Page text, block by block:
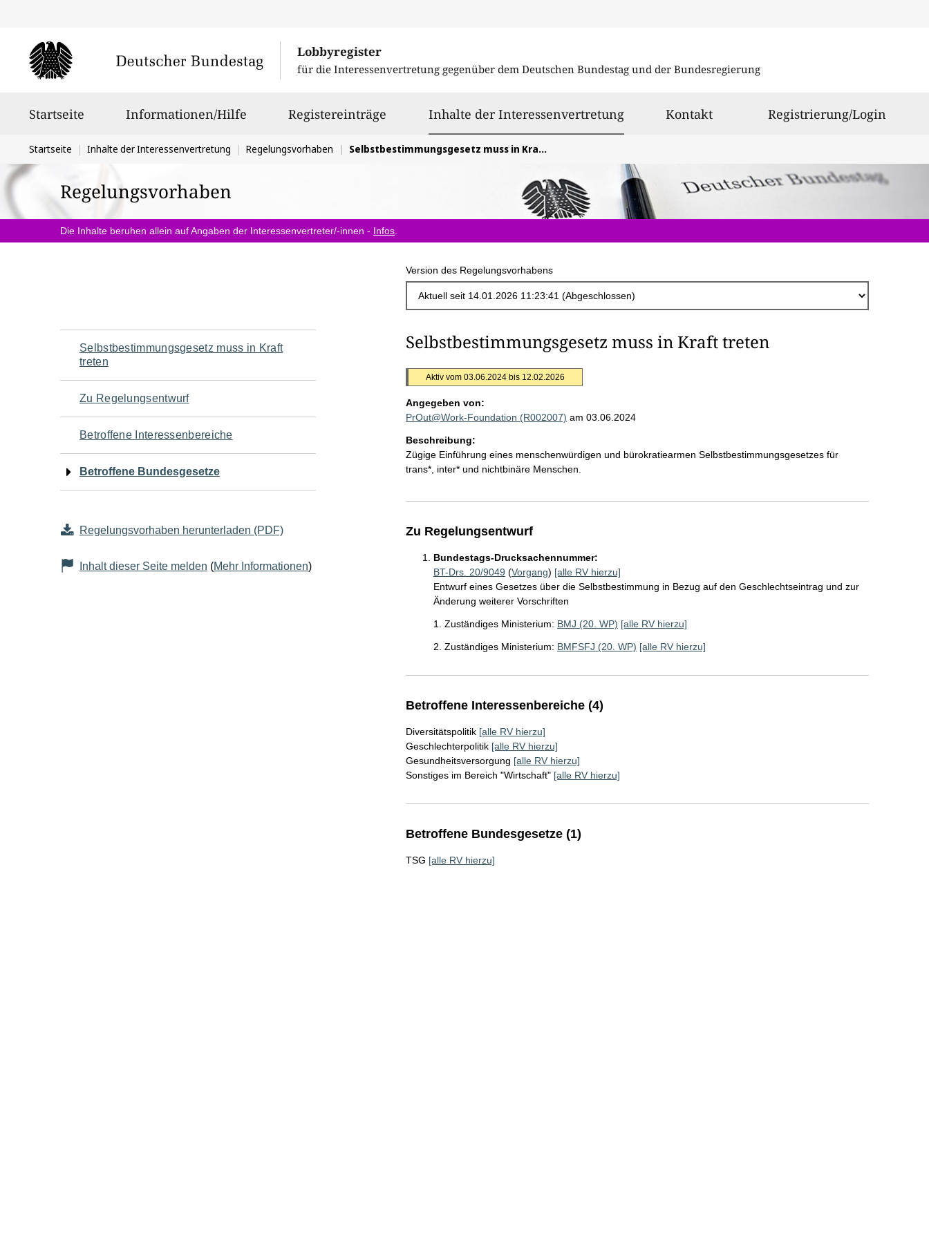
Lobbyregister
für die Interessenvertretung gegenüber dem Deutschen Bundestag und der Bundesregierung
Startseite Informationen/Hilfe Registereinträge Inhalte der Interessenvertretungausgewählt
Kontakt Registrierung/Login
Sie
befinden
sich
hier:
Startseite Inhalte der Interessenvertretung Regelungsvorhaben Selbstbestimmungsgesetz muss in Kraft treten
Regelungsvorhaben
Die Inhalte beruhen allein auf Angaben der Interessenvertreter/-innen - Infos
Version des Regelungsvorhabens
Navigation
für
den
Seiteninhalt
Selbstbestimmungsgesetz muss in Kraft
treten
Zu Regelungsentwurf
Betroffene Interessenbereiche
Betroffene Bundesgesetze
Regelungsvorhaben herunterladen (PDF)
Inhalt dieser Seite melden (Mehr Informationen)
Selbstbestimmungsgesetz muss in Kraft treten
Aktiv vom 03.06.2024 bis 12.02.2026
Angegeben von:
PrOut@Work-Foundation (R002007) am 03.06.2024
Beschreibung:
Zügige Einführung eines menschenwürdigen und bürokratiearmen Selbstbestimmungsgesetzes für
trans*, inter* und nichtbinäre Menschen.
Zu Regelungsentwurf
Bundestags-Drucksachennummer:
BT-Drs. 20/9049 (Vorgang) [alle RV hierzu]
Entwurf eines Gesetzes über die Selbstbestimmung in Bezug auf den Geschlechtseintrag und zur
Änderung weiterer Vorschriften
1. Zuständiges Ministerium: BMJ (20. WP) [alle RV hierzu]
2. Zuständiges Ministerium: BMFSFJ (20. WP) [alle RV hierzu]
Betroffene Interessenbereiche (4)
Diversitätspolitik [alle RV hierzu]
Geschlechterpolitik [alle RV hierzu]
Gesundheitsversorgung [alle RV hierzu]
Sonstiges im Bereich "Wirtschaft" [alle RV hierzu]
Betroffene Bundesgesetze (1)
TSG [alle RV hierzu]